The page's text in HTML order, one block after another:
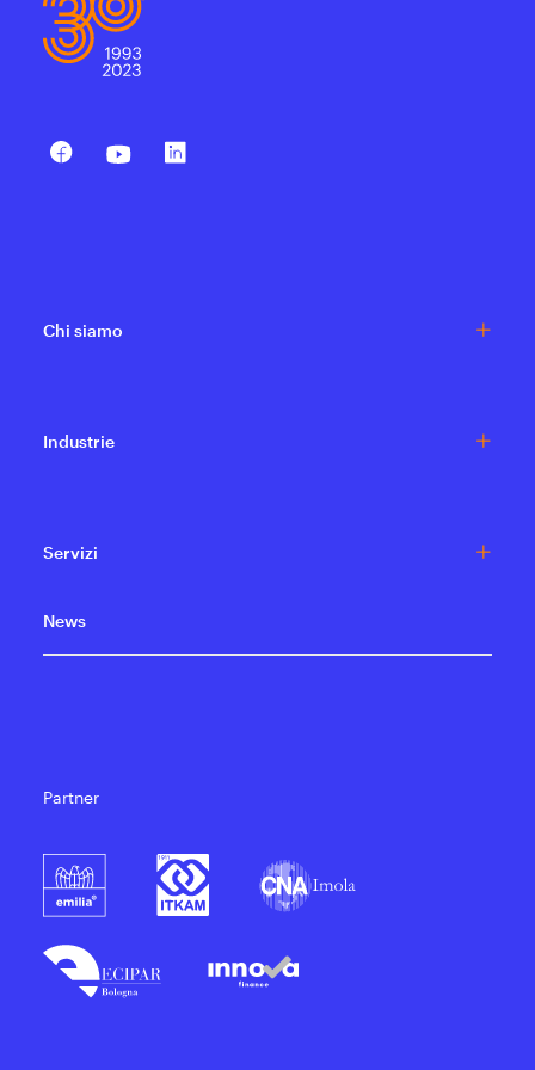
Chi siamo
Industrie
Servizi
News
Partner